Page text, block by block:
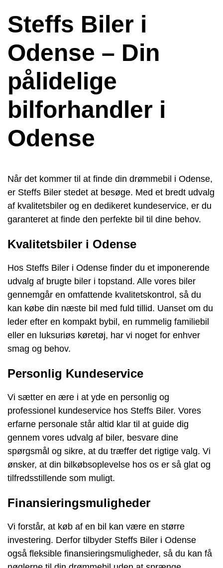
Steffs Biler i
Odense – Din
pålidelige
bilforhandler i
Odense
Når det kommer til at finde din drømmebil i Odense,
er Steffs Biler stedet at besøge. Med et bredt udvalg
af kvalitetsbiler og en dedikeret kundeservice, er du
garanteret at finde den perfekte bil til dine behov.
Kvalitetsbiler i Odense
Hos Steffs Biler i Odense finder du et imponerende
udvalg af brugte biler i topstand. Alle vores biler
gennemgår en omfattende kvalitetskontrol, så du
kan købe din næste bil med fuld tillid. Uanset om du
leder efter en kompakt bybil, en rummelig familiebil
eller en luksuriøs køretøj, har vi noget for enhver
smag og behov.
Personlig Kundeservice
Vi sætter en ære i at yde en personlig og
professionel kundeservice hos Steffs Biler. Vores
erfarne personale står altid klar til at guide dig
gennem vores udvalg af biler, besvare dine
spørgsmål og sikre, at du træffer det rigtige valg. Vi
ønsker, at din bilkøbsoplevelse hos os er så glat og
tilfredsstillende som muligt.
Finansieringsmuligheder
Vi forstår, at køb af en bil kan være en større
investering. Derfor tilbyder Steffs Biler i Odense
også fleksible finansieringsmuligheder, så du kan få